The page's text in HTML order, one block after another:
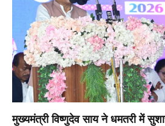
मुख्यमंत्री विष्णुदेव साय ने धमतरी में